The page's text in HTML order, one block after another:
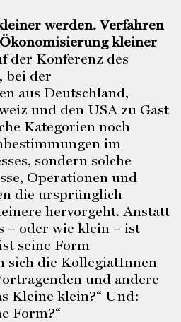
werden. Verfahren
kleiner
der Konferenz des
bei der
aus Deutschland,
und den USA zu Gast
Kategorien noch
im
sondern solche
Operationen und
die ursprünglich
hervorgeht. Anstatt
– oder wie klein – ist
seine Form
sich die KollegiatInnen
und andere
Kleine klein?“ Und:
Form?“